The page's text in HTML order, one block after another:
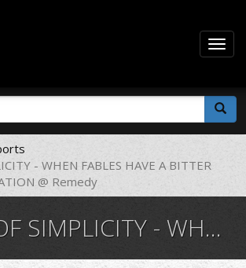
- WHEN FABLES HAVE A BITTER
@ Remedy
FABLES HAVE A BITTER TASTE PRESENTATION @ REMEDY